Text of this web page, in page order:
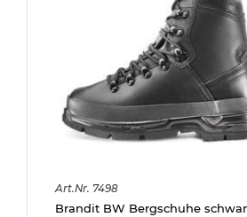
Art.Nr. 7498
Brandit BW Bergschuhe